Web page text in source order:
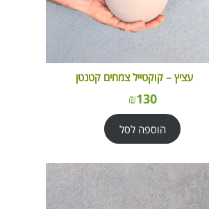
עציץ – קוקטייל צמחים קטנטן
₪130
הוספה לסל